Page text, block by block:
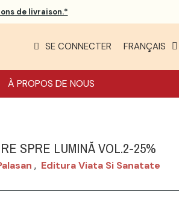
de livraison.*
SE CONNECTER FRANÇAIS
À PROPOS DE NOUS
SPRE LUMINĂ VOL.2-25%
, Editura Viata Si Sanatate